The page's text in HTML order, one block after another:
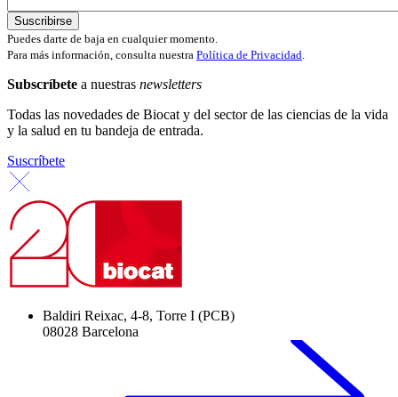
Puedes darte de baja en cualquier momento.
Para más información, consulta nuestra Política de Privacidad.
Subscríbete a nuestras newsletters
Todas las novedades de Biocat y del sector de las ciencias de la vida
y la salud en tu bandeja de entrada.
Suscríbete
Baldiri Reixac, 4-8, Torre I (PCB)
08028 Barcelona